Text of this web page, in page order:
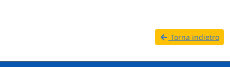
Torna indietro